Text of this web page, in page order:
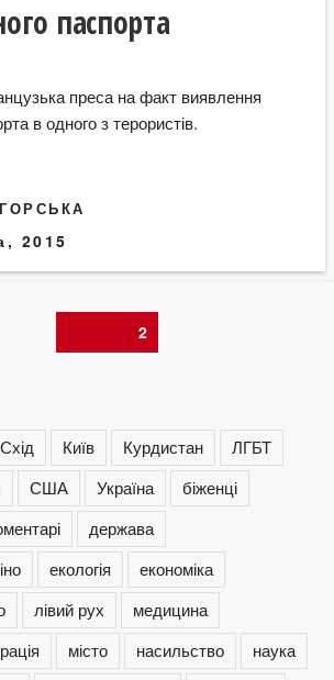
паспорта
преса на факт виявлення
в одного з терористів.
2015
Сторінка2
Київ Курдистан
ЛГБТ
США Україна
біженці
держава
екологія
економіка
лівий рух
медицина
місто насильство
наука